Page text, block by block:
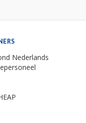
Nederlands